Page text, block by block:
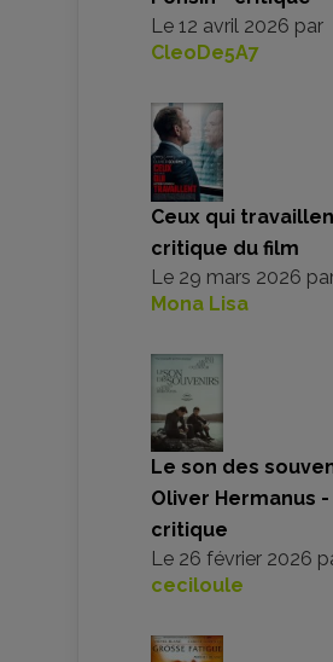
Le 12 avril 2026 par
CleoDe5A7
Ceux qui
critique du film
Le 29 mars 2026
Mona Lisa
Le son des
Oliver Hermanus -
critique
Le 26 février 2026
ceciloule